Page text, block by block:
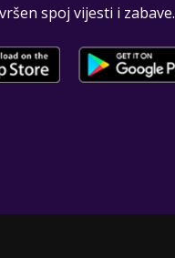
spoj vijesti i zabave.